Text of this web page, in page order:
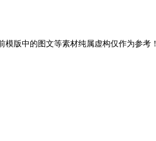
版中的图文等素材纯属虚构仅作为参考！